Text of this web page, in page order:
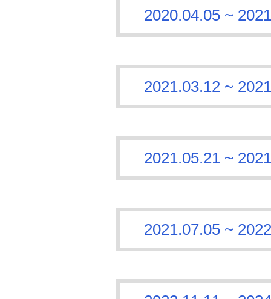
2020.04.05 ~
2021.03.12 ~
2021.05.21 ~
2021.07.05 ~